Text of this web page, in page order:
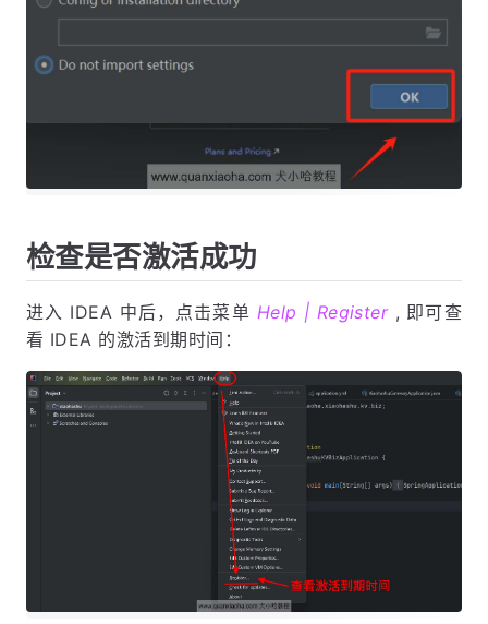
检查是否激活成功
进入 IDEA 中后，点击菜单 Help | Register, 即可查
看 IDEA 的激活到期时间：